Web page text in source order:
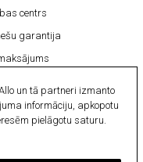
centrs
garantija
preci
maksājums
un tā partneri izmanto
informāciju, apkopotu
pielāgotu saturu.